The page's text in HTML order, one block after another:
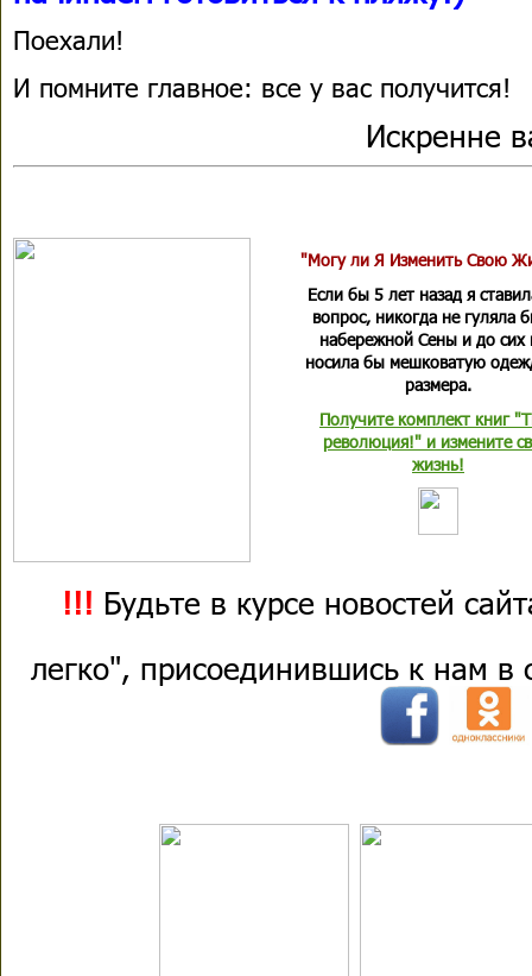
Поехали!
И помните главное: все у вас получится!
Искренне
"Могу ли Я Изменить Свою
Если бы 5 лет назад я
вопрос, никогда не гуляла
набережной Сены и до сих
носила бы мешковатую
размера.
Получите комплект книг
революция!" и измените
жизнь!
!!! Будьте в курсе новостей
легко", присоединившись к нам